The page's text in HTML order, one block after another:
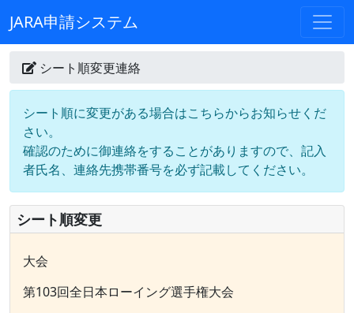
JARA申請システム
シート順変更連絡
シート順に変更がある場合はこちらからお知らせくだ
さい。
確認のために御連絡をすることがありますので、記入
者氏名、連絡先携帯番号を必ず記載してください。
シート順変更
大会
第103回全日本ローイング選手権大会